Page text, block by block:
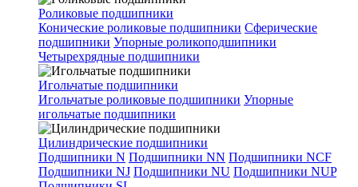
Роликовые подшипники
Конические роликовые подшипники Сферические
подшипники Упорные роликоподшипники
Четырехрядные подшипники
Игольчатые подшипники
Игольчатые роликовые подшипники Упорные
игольчатые подшипники
Цилиндрические подшипники
Подшипники N Подшипники NN Подшипники NCF
Подшипники NJ Подшипники NU Подшипники NUP